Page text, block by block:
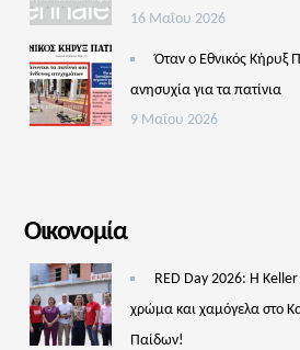
16 Μαΐου 2026
Όταν ο Εθνικός Κήρυξ
ανησυχία για τα πατίνια
9 Μαΐου 2026
Οικονομία
RED Day 2026: Η
χρώμα και χαμόγελα στο
Παίδων!